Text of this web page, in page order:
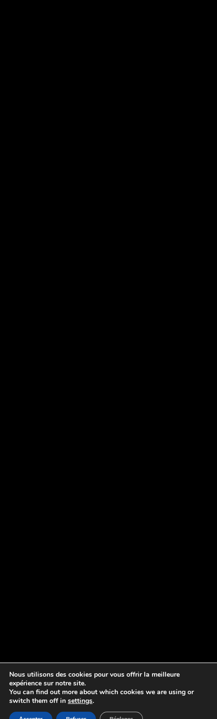
Nous utilisons des cookies pour vous offrir la meilleure
expérience sur notre site.
You can find out more about which cookies we are using or
switch them off in settings.